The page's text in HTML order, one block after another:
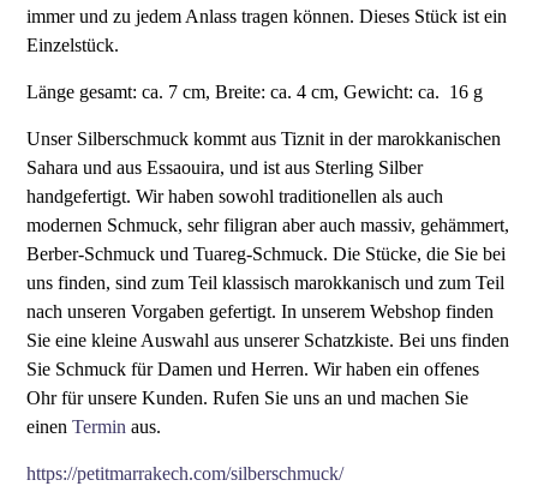
immer und zu jedem Anlass tragen können. Dieses Stück ist ein
Einzelstück.
Länge gesamt: ca. 7 cm, Breite: ca. 4 cm, Gewicht: ca. 16 g
Unser Silberschmuck kommt aus Tiznit in der marokkanischen
Sahara und aus Essaouira, und ist aus Sterling Silber
handgefertigt. Wir haben sowohl traditionellen als auch
modernen Schmuck, sehr filigran aber auch massiv, gehämmert,
Berber-Schmuck und Tuareg-Schmuck. Die Stücke, die Sie bei
uns finden, sind zum Teil klassisch marokkanisch und zum Teil
nach unseren Vorgaben gefertigt. In unserem Webshop finden
Sie eine kleine Auswahl aus unserer Schatzkiste. Bei uns finden
Sie Schmuck für Damen und Herren. Wir haben ein offenes
Ohr für unsere Kunden. Rufen Sie uns an und machen Sie
einenTermin aus.
https://petitmarrakech.com/silberschmuck/